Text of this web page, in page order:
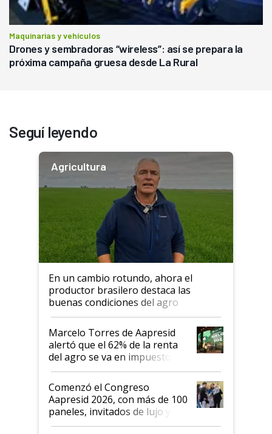
Maquinarias y vehículos
Drones y sembradoras “wireless”: así se prepara la
próxima campaña gruesa desde La Rural
Seguí leyendo
Agricultura
En un cambio rotundo, ahora el
productor brasilero destaca las
buenas condiciones del agro
argentino para invertir: "Los veo
más motivados"
Marcelo Torres de Aapresid
alertó que el 62% de la renta
del agro se va en impuestos:
"No es bueno que en
Argentina se sigan discutiendo
las mismas cosas de hace 50
años"
Comenzó el Congreso
Aapresid 2026, con más de 100
paneles, invitados de lujo y
todas las tendencias